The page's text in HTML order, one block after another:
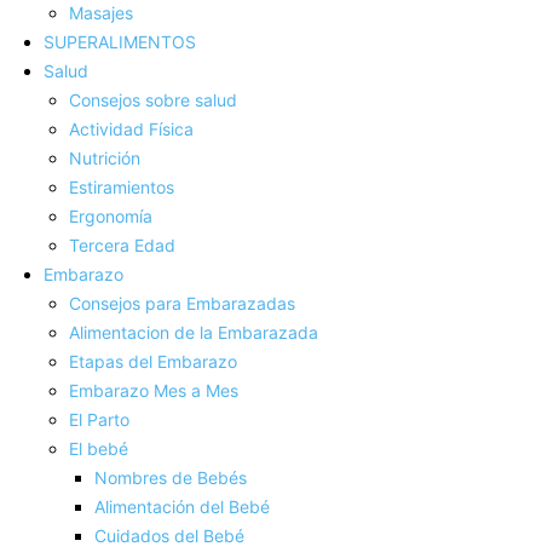
Masajes
SUPERALIMENTOS
Salud
Consejos sobre salud
Actividad Fí­sica
Nutrición
Estiramientos
Ergonomí­a
Tercera Edad
Embarazo
Consejos para Embarazadas
Alimentacion de la Embarazada
Etapas del Embarazo
Embarazo Mes a Mes
El Parto
El bebé
Nombres de Bebés
Alimentación del Bebé
Cuidados del Bebé